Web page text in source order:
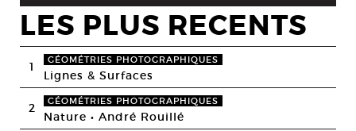
LES PLUS RECENTS
1 GÉOMÉTRIES PHOTOGRAPHIQUES
Lignes & Surfaces
2 GÉOMÉTRIES PHOTOGRAPHIQUES
Nature • André Rouillé